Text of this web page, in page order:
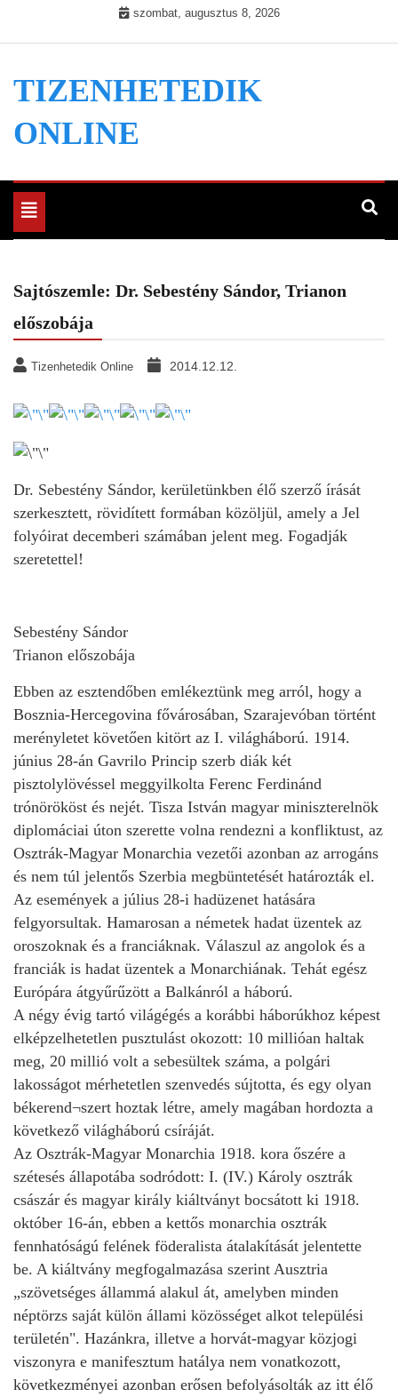
szombat, augusztus 8, 2026
TIZENHETEDIK
ONLINE
Toggle
navigation
Sajtószemle: Dr. Sebestény Sándor, Trianon
előszobája
Tizenhetedik Online 2014.12.12.
Dr. Sebestény Sándor, kerületünkben élő szerző írását
szerkesztett, rövidített formában közöljül, amely a Jel
folyóirat decemberi számában jelent meg. Fogadják
szeretettel!
Sebestény Sándor
Trianon előszobája
Ebben az esztendőben emlékeztünk meg arról, hogy a
Bosznia-Hercegovina fővárosában, Szarajevóban történt
merényletet követően kitört az I. világháború. 1914.
június 28-án Gavrilo Princip szerb diák két
pisztolylövéssel meggyilkolta Ferenc Ferdinánd
trónörököst és nejét. Tisza István magyar miniszterelnök
diplomáciai úton szerette volna rendezni a konfliktust, az
Osztrák-Magyar Monarchia vezetői azonban az arrogáns
és nem túl jelentős Szerbia megbüntetését határozták el.
Az események a július 28-i hadüzenet hatására
felgyorsultak. Hamarosan a németek hadat üzentek az
oroszoknak és a franciáknak. Válaszul az angolok és a
franciák is hadat üzentek a Monarchiának. Tehát egész
Európára átgyűrűzött a Balkánról a háború.
A négy évig tartó világégés a korábbi háborúkhoz képest
elképzelhetetlen pusztulást okozott: 10 millióan haltak
meg, 20 millió volt a sebesültek száma, a polgári
lakosságot mérhetetlen szenvedés sújtotta, és egy olyan
békerend¬szert hoztak létre, amely magában hordozta a
következő világháború csíráját.
Az Osztrák-Magyar Monarchia 1918. kora őszére a
szétesés állapotába sodródott: I. (IV.) Károly osztrák
császár és magyar király kiáltványt bocsátott ki 1918.
október 16-án, ebben a kettős monarchia osztrák
fennhatóságú felének föderalista átalakítását jelentette
be. A kiáltvány megfogalmazása szerint Ausztria
„szövetséges állammá alakul át, amelyben minden
néptörzs saját külön állami közösséget alkot települési
területén". Hazánkra, illetve a horvát-magyar közjogi
viszonyra e manifesztum hatálya nem vonatkozott,
következményei azonban erősen befolyásolták az itt élő